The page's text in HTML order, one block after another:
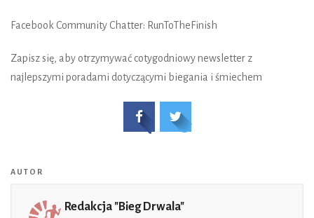
Facebook Community Chatter: RunToTheFinish
Zapisz się, aby otrzymywać cotygodniowy newsletter z
najlepszymi poradami dotyczącymi biegania i śmiechem
AUTOR
Redakcja "Bieg Drwala"